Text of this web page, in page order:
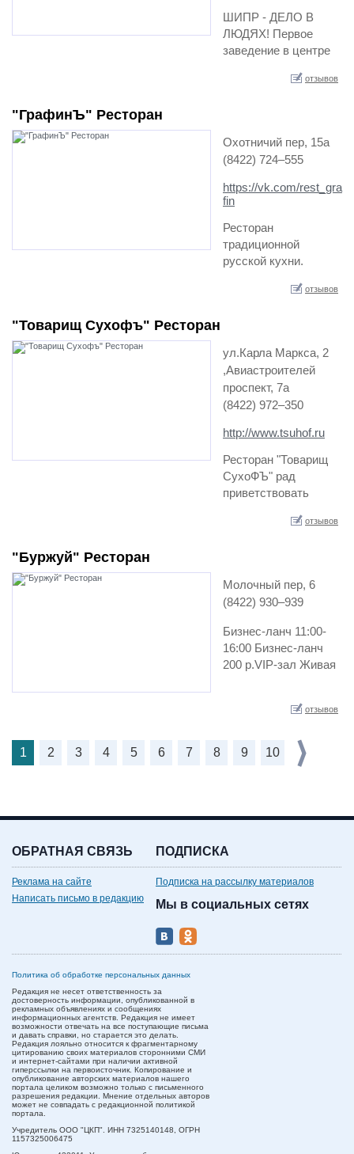
ШИПР - ДЕЛО В
ЛЮДЯХ! Первое
заведение в центре
количеством
отзывов
"ГрафинЪ" Ресторан
Охотничий пер, 15а
(8422) 724‒555
https://vk.com/rest_gra
fin
Ресторан
традиционной
русской кухни.
происходит в русской
неумол…
отзывов
"Товарищ Сухофъ" Ресторан
ул.Карла Маркса, 2
,Авиастроителей
проспект, 7а
(8422) 972‒350
http://www.tsuhof.ru
Ресторан "Товарищ
СухоФЪ" рад
приветствовать
до 02:00 ежедневно.
отзывов
"Буржуй" Ресторан
Молочный пер, 6
(8422) 930‒939
Бизнес-ланч 11:00-
16:00 Бизнес-ланч
200 р.VIP-зал Живая
отзывов
1 2 3 4 5 6 7 8 9 10
ОБРАТНАЯ СВЯЗЬ
Реклама на сайте
Написать письмо в редакцию
ПОДПИСКА
Подписка на рассылку материалов
Мы в социальных сетях
Политика об обработке персональных данных
Редакция не несет ответственность за
достоверность информации, опубликованной в
рекламных объявлениях и сообщениях
информационных агентств. Редакция не имеет
возможности отвечать на все поступающие письма
и давать справки, но старается это делать.
Редакция лояльно относится к фрагментарному
цитированию своих материалов сторонними СМИ
и интернет-сайтами при наличии активной
гиперссылки на первоисточник. Копирование и
опубликование авторских материалов нашего
портала целиком возможно только с письменного
разрешения редакции. Мнение отдельных авторов
может не совпадать с редакционной политикой
портала.
Учредитель ООО "ЦКП". ИНН 7325140148, ОГРН
1157325006475